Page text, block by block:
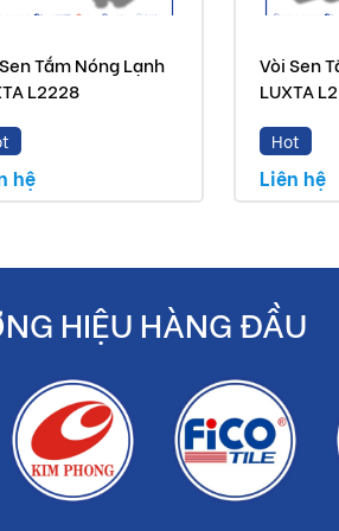
Tắm Nóng Lạnh
L2228
hệ
Vòi Sen
LUXTA
Hot
Liên hệ
HIỆU HÀNG ĐẦU